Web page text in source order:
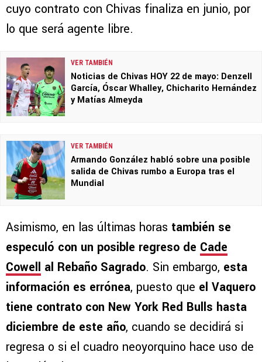
cuyo contrato con Chivas finaliza en junio, por
lo que será agente libre.
VER TAMBIÉN
Noticias de Chivas HOY 22 de mayo: Denzell
García, Óscar Whalley, Chicharito Hernández
y Matías Almeyda
VER TAMBIÉN
Armando González habló sobre una posible
salida de Chivas rumbo a Europa tras el
Mundial
Asimismo, en las últimas horas también se
especuló con un posible regreso de Cade
Cowell al Rebaño Sagrado. Sin embargo, esta
información es errónea, puesto que el Vaquero
tiene contrato con New York Red Bulls hasta
diciembre de este año, cuando se decidirá si
regresa o si el cuadro neoyorquino hace uso de